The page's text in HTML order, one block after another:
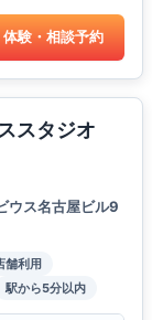
体験・相談予約
スタジオ
ウス名古屋ビル9
舗利用
駅から5分以内